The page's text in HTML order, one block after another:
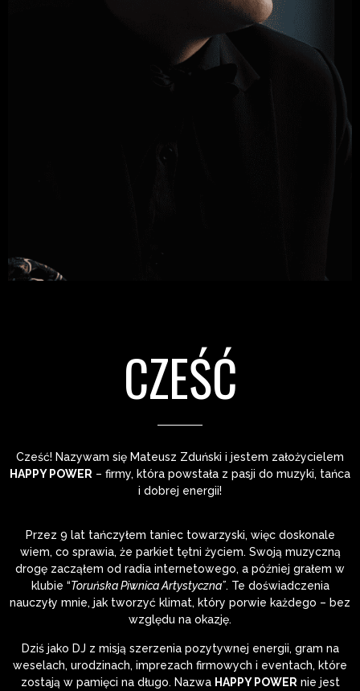
CZEŚĆ
Cześć! Nazywam się Mateusz Zduński i jestem założycielem
HAPPY POWER – firmy, która powstała z pasji do muzyki, tańca
i dobrej energii!
Przez 9 lat tańczyłem taniec towarzyski, więc doskonale
wiem, co sprawia, że parkiet tętni życiem. Swoją muzyczną
drogę zacząłem od radia internetowego, a później grałem w
klubie “Toruńska Piwnica Artystyczna”. Te doświadczenia
nauczyły mnie, jak tworzyć klimat, który porwie każdego – bez
względu na okazję.
Dziś jako DJ z misją szerzenia pozytywnej energii, gram na
weselach, urodzinach, imprezach firmowych i eventach, które
zostają w pamięci na długo. Nazwa HAPPY POWER nie jest